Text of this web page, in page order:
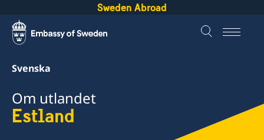
Sweden Abroad
Svenska
Om utlandet
Estland